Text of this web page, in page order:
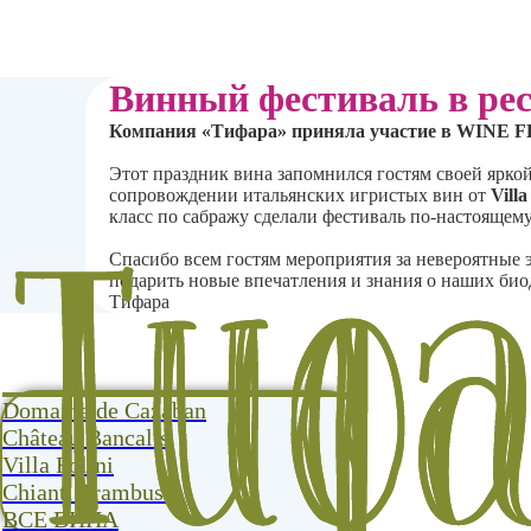
Винный фестиваль в
Компания «Тифара» приняла участие в WINE
Этот праздник вина запомнился гостям своей
сопровождении итальянских игристых вин от Villa
класс по сабражу сделали фестиваль по-
Спасибо всем гостям мероприятия за
подарить новые впечатления и знания о наших
Тифара
Domaine de Cazaban
Château Bancalis
Villa Folini
Chianti Trambusti
ВСЕ ВИНА